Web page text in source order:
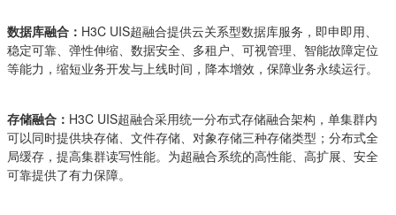
数据库融合： H3C UIS超融合提供云关系型数据库服务，即申即用、
稳定可靠、弹性伸缩、数据安全、多租户、可视管理、智能故障定位
等能力，缩短业务开发与上线时间，降本增效，保障业务永续运行。
存储融合： H3C UIS超融合采用统一分布式存储融合架构，单集群内
可以同时提供块存储、文件存储、对象存储三种存储类型；分布式全
局缓存，提高集群读写性能。为超融合系统的高性能、高扩展、安全
可靠提供了有力保障。